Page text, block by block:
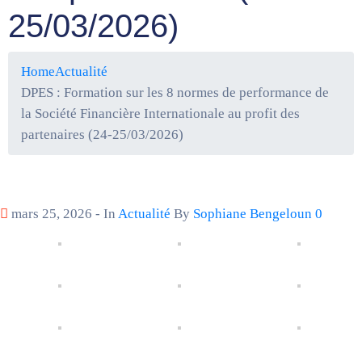
25/03/2026)
HomeActualité
DPES : Formation sur les 8 normes de performance de
la Société Financière Internationale au profit des
partenaires (24-25/03/2026)
mars 25, 2026 - In Actualité By Sophiane Bengeloun 0